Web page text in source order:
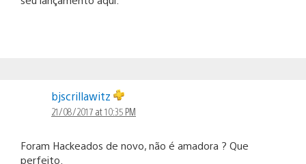
bjscrillawitz
21/08/2017 at 10:35 PM
Foram Hackeados de novo, não é amadora ? Que
perfeito.